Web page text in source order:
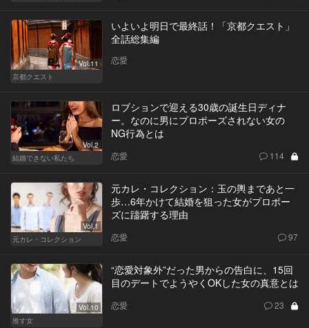
Vol.11
京都クエスト
いよいよ明日で最終話！「京都クエスト」
全話総集編
恋愛
Vol.2
結婚できない私たち
ロブションで迎える30歳の誕生日ディナ
ー。なのに男にプロポーズされない女の
NG行為とは
恋愛 114
Vol.1
元カレ・コレクション
元カレ・コレクション：玉の輿まであと一
歩…6年かけて結婚を狙った女がプロポー
ズに躊躇する理由
恋愛 97
Vol.10
推す女
“恋愛対象外”だった男からの告白に、15回
目のデートでようやくOKした女の真意とは
恋愛 23